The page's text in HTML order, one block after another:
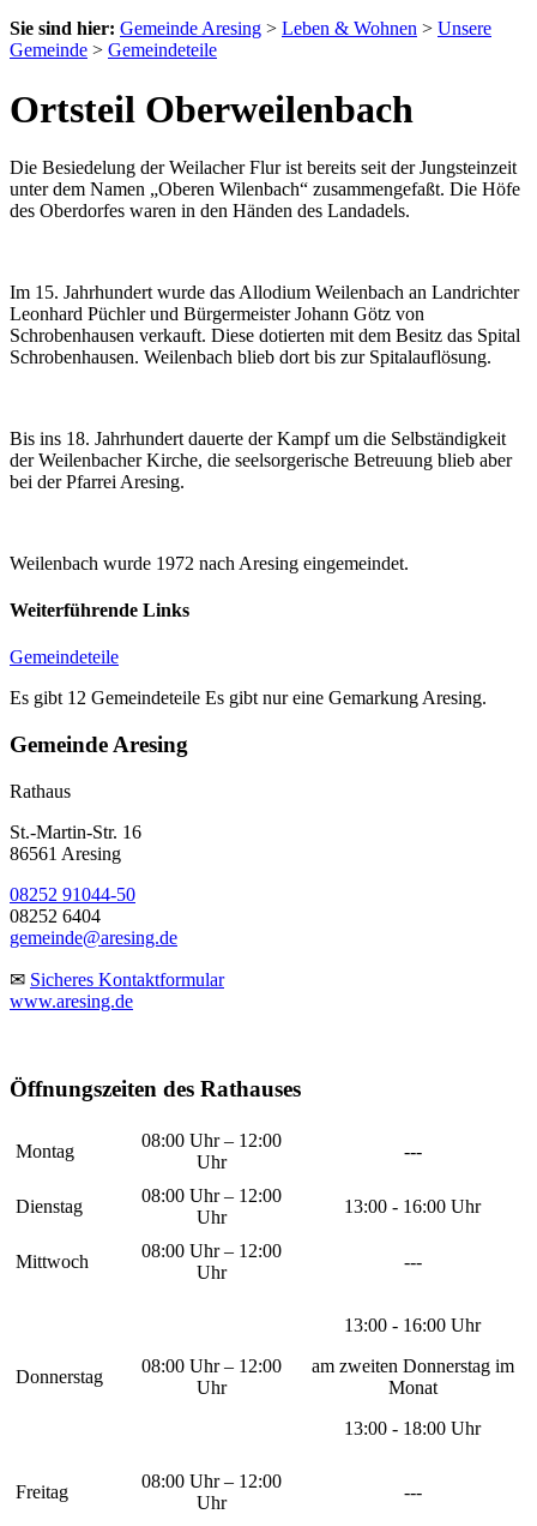
Sie sind hier: Gemeinde Aresing > Leben & Wohnen > Unsere
Gemeinde > Gemeindeteile
Ortsteil Oberweilenbach
Die Besiedelung der Weilacher Flur ist bereits seit der Jungsteinzeit
unter dem Namen „Oberen Wilenbach“ zusammengefaßt. Die Höfe
des Oberdorfes waren in den Händen des Landadels.
Im 15. Jahrhundert wurde das Allodium Weilenbach an Landrichter
Leonhard Püchler und Bürgermeister Johann Götz von
Schrobenhausen verkauft. Diese dotierten mit dem Besitz das Spital
Schrobenhausen. Weilenbach blieb dort bis zur Spitalauflösung.
Bis ins 18. Jahrhundert dauerte der Kampf um die Selbständigkeit
der Weilenbacher Kirche, die seelsorgerische Betreuung blieb aber
bei der Pfarrei Aresing.
Weilenbach wurde 1972 nach Aresing eingemeindet.
Weiterführende Links
Gemeindeteile
Es gibt 12 Gemeindeteile Es gibt nur eine Gemarkung Aresing.
Gemeinde Aresing
Rathaus
St.-Martin-Str. 16
86561 Aresing
08252 91044-50
08252 6404
gemeinde@aresing.de
✉ Sicheres Kontaktformular
www.aresing.de
Öffnungszeiten des Rathauses
Montag
08:00 Uhr – 12:00
Uhr
---
Dienstag
08:00 Uhr – 12:00
Uhr
13:00 - 16:00 Uhr
Mittwoch
08:00 Uhr – 12:00
Uhr
---
Donnerstag
08:00 Uhr – 12:00
Uhr
13:00 - 16:00 Uhr
am zweiten Donnerstag im
Monat
13:00 - 18:00 Uhr
Freitag
08:00 Uhr – 12:00
Uhr
---